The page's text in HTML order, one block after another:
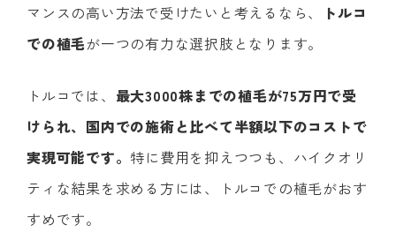
マンスの高い方法で受けたいと考えるなら、
トルコ
での植毛が一つの有力な選択肢となります。
トルコでは、 最大3000株までの植毛が75万円で受
けられ、国内での施術と比べて半額以下のコストで
実現可能です。 特に費用を抑えつつも、ハイクオリ
ティな結果を求める方には、トルコでの植毛がおす
すめです。